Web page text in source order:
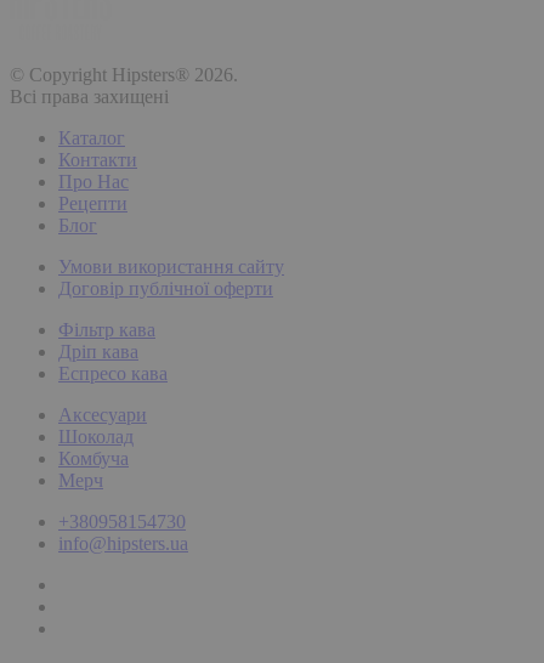
© Copyright Hipsters® 2026.
Всі права захищені
Каталог
Контакти
Про Нас
Рецепти
Блог
Умови використання сайту
Договір публічної оферти
Фільтр кава
Дріп кава
Еспресо кава
Аксесуари
Шоколад
Комбуча
Мерч
+380958154730
info@hipsters.ua